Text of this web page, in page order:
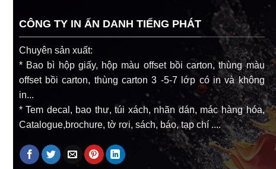
CÔNG TY IN ẤN DANH TIẾNG PHÁT
Chuyên sản xuất:
* Bao bì hộp giấy, hộp màu offset bồi carton, thùng màu
offset bồi carton, thùng carton 3 -5-7 lớp có in và không
in...
* Tem decal, bao thư, túi xách, nhãn dán, mác hàng hóa,
Catalogue,brochure, tờ rơi, sách, báo, tạp chí ....